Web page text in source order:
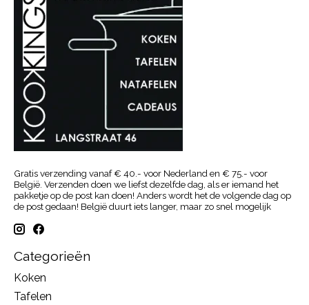
Gratis verzending vanaf € 40.- voor Nederland en € 75.- voor
België. Verzenden doen we liefst dezelfde dag, als er iemand het
pakketje op de post kan doen! Anders wordt het de volgende dag op
de post gedaan! België duurt iets langer, maar zo snel mogelijk
Categorieën
Koken
Tafelen